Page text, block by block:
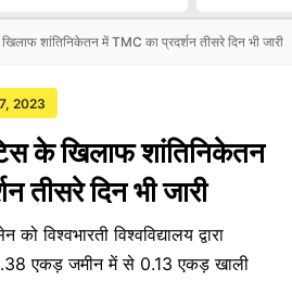
शांतिनिकेतन में TMC का प्रदर्शन तीसरे दिन भी जारी
2023
के खिलाफ शांतिनिकेतन
तीसरे दिन भी जारी
विश्वभारती विश्वविद्यालय द्वारा
एकड़ जमीन में से 0.13 एकड़ खाली